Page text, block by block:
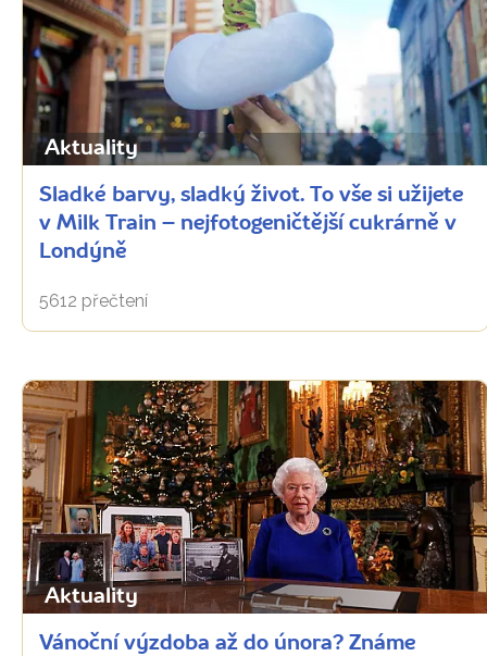
Aktuality
Sladké barvy, sladký život. To vše si užijete
v Milk Train – nejfotogeničtější cukrárně v
Londýně
5612 přečtení
Aktuality
Vánoční výzdoba až do února? Známe